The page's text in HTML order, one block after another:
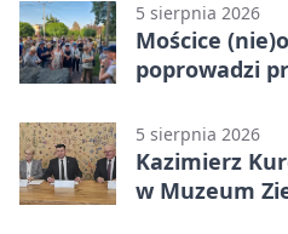
5 sierpnia 2026
Mościce
poprowadzi
5 sierpnia 2026
Kazimierz
w Muzeum